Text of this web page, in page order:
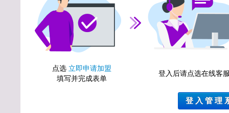
点选 立即申请加盟
填写并完成表单
登入后请点选在线客
登 入 管 理